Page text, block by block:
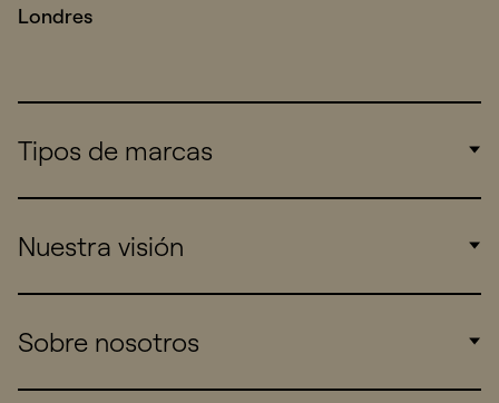
Londres
Tipos de marcas
Consumers
Startups
Nuestra visión
Work
Sobre nosotros